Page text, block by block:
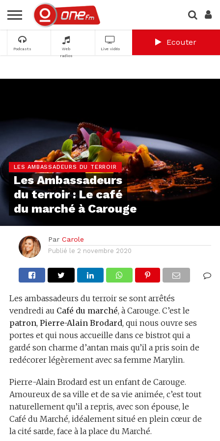
Podcasts
Web
radios
Live vidéo
Ecouter
LES AMBASSADEURS DU TERROIR
Les Ambassadeurs
du terroir : Le café
du marché à Carouge
Par Carole
Publié le 2 novembre 2020
Les ambassadeurs du terroir se sont arrêtés
vendredi au Café du marché, à Carouge. C’est le
patron, Pierre-Alain Brodard, qui nous ouvre ses
portes et qui nous accueille dans ce bistrot qui a
gardé son charme d’antan mais qu’il a pris soin de
redécorer légèrement avec sa femme Marylin.
Pierre-Alain Brodard est un enfant de Carouge.
Amoureux de sa ville et de sa vie animée, c’est tout
naturellement qu’il a repris, avec son épouse, le
Café du Marché, idéalement situé en plein cœur de
la cité sarde, face à la place du Marché.